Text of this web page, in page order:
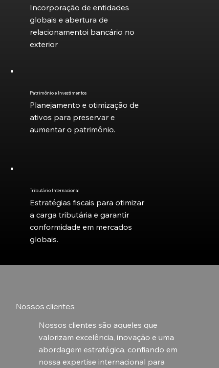
Incorporação de entidades
globais e abertura de
relacionamentoi bancário no
exterior
Patrimônio e Investimentos
Planejamento e otimização de
ativos para preservar e
aumentar o patrimônio.
Tributário Internacional
Estratégias fiscais para otimizar
a carga tributária e garantir
conformidade em mercados
globais.
Nossos clientes
Nossos clientes são aqueles que
valorizam excelência, inovação e uma
abordagem estratégica, confiando em
nossa expertise internacional para